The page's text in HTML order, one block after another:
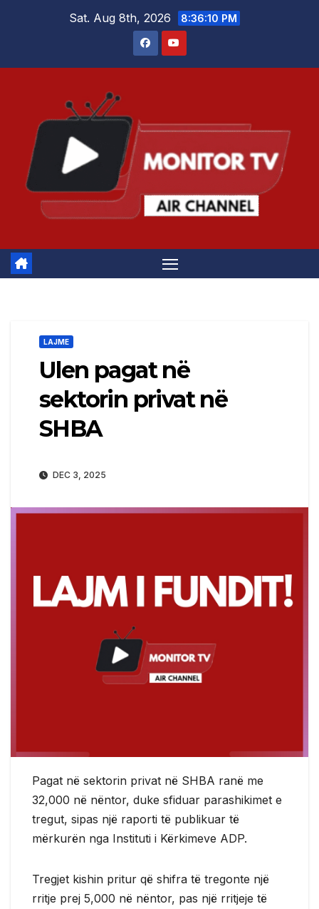
Sat. Aug 8th, 2026 8:36:10 PM
LAJME
​Ulen pagat në
sektorin privat në
SHBA
DEC 3, 2025
Pagat në sektorin privat në SHBA ranë me
32,000 në nëntor, duke sfiduar parashikimet e
tregut, sipas një raporti të publikuar të
mërkurën nga Instituti i Kërkimeve ADP.
Tregjet kishin pritur që shifra të tregonte një
rritje prej 5,000 në nëntor, pas një rritjeje të